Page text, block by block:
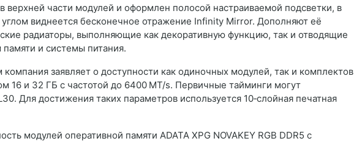
верхней части модулей и оформлен полосой настраиваемой подсветки, в
виднеется бесконечное отражение Infinity Mirror. Дополняют её
радиаторы, выполняющие как декоративную функцию, так и отводящие
и системы питания.
компания заявляет о доступности как одиночных модулей, так и комплектов
16 и 32 ГБ с частотой до 6400 MT/s. Первичные тайминги могут
Для достижения таких параметров используется 10‑слойная печатная
модулей оперативной памяти ADATA XPG NOVAKEY RGB DDR5 с